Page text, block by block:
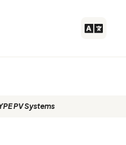
PV Systems